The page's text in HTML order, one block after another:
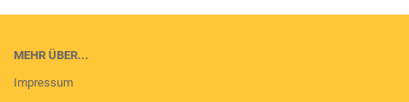
MEHR ÜBER...
Impressum